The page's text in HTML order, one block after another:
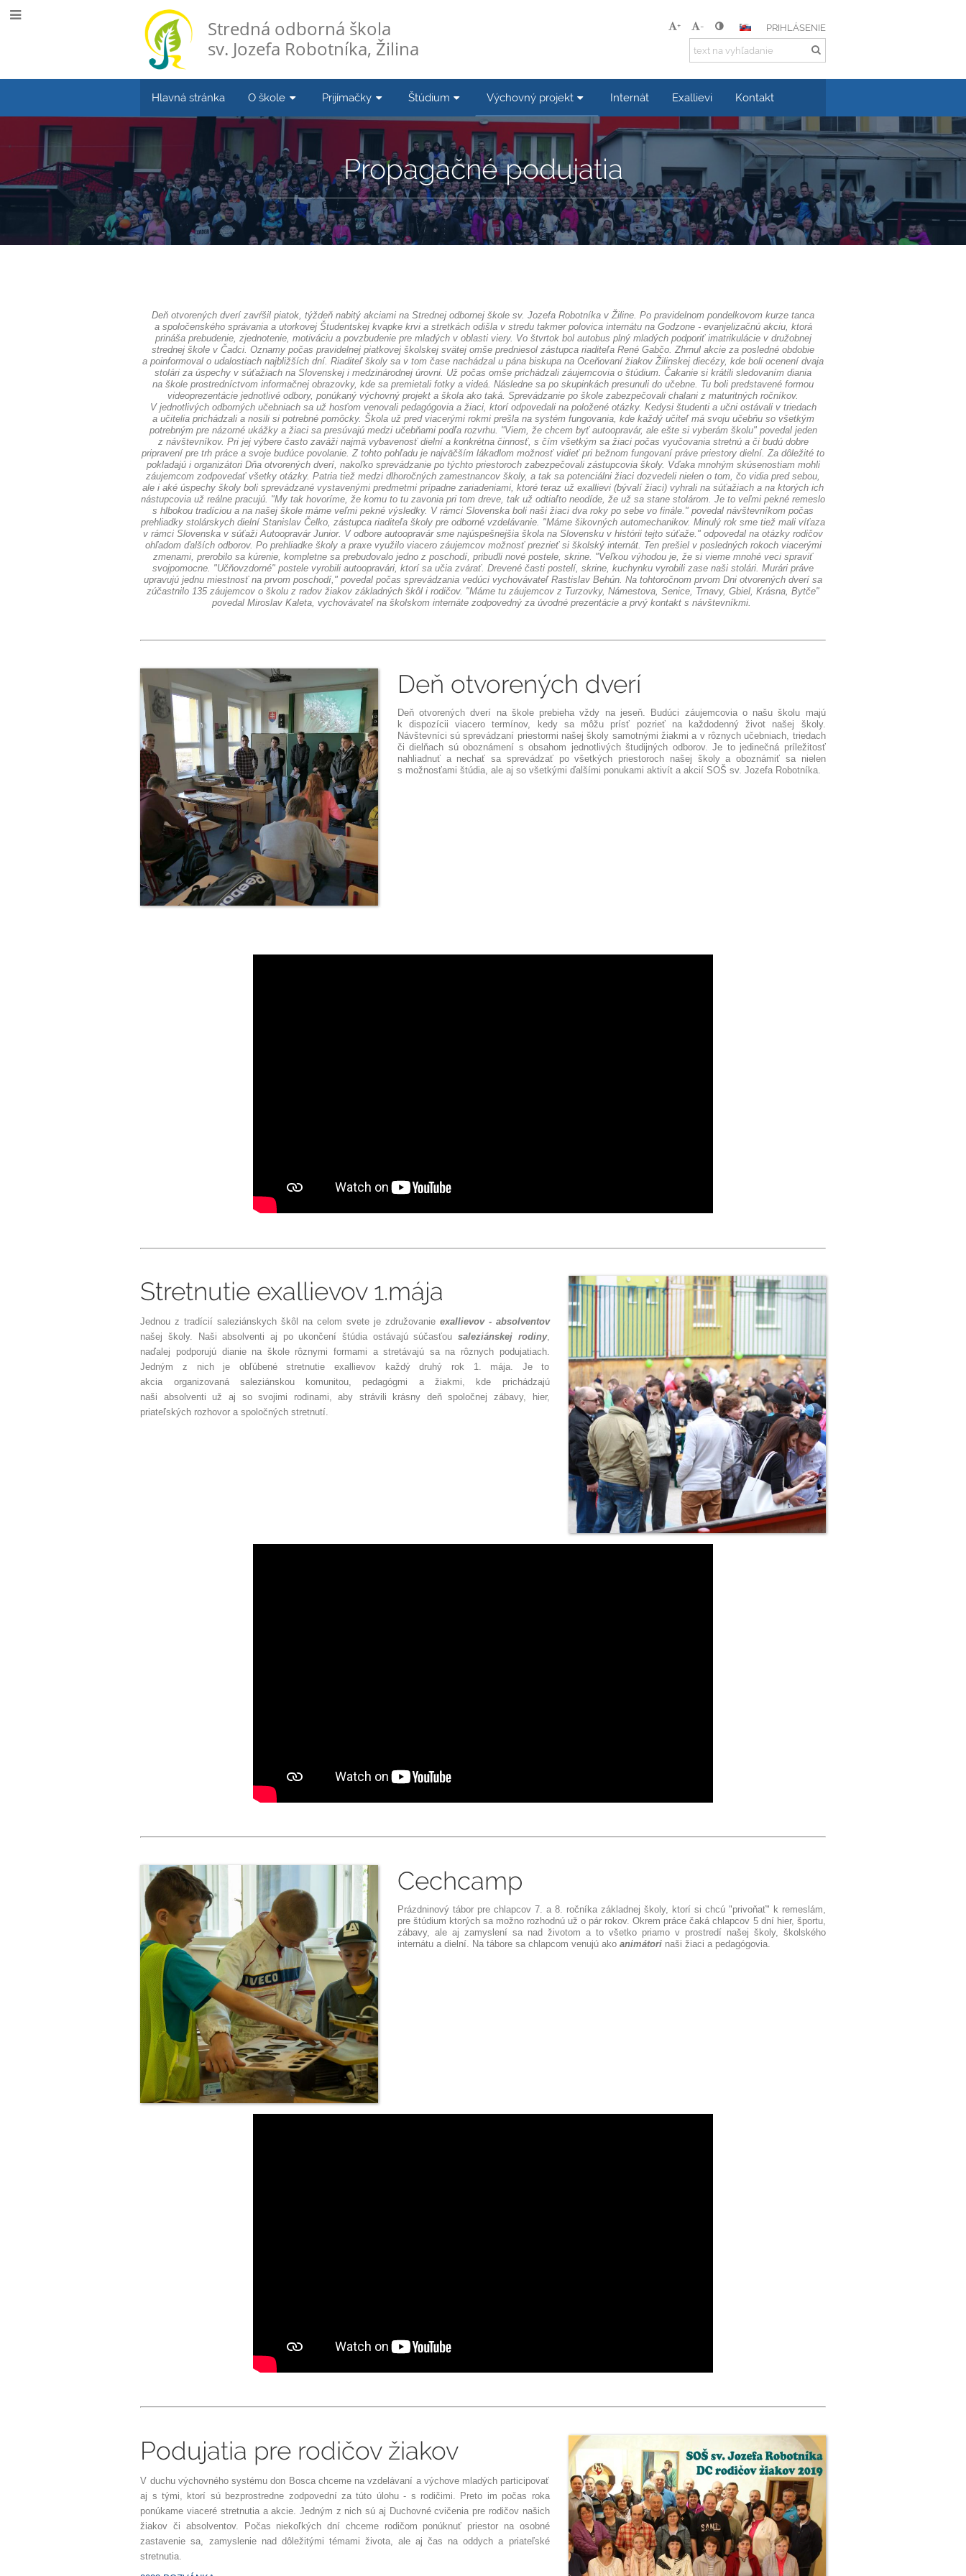
Stredná odborná škola
sv. Jozefa Robotníka, Žilina
+ - PRIHLÁSENIE
Hlavná stránka O škole Prijímačky Štúdium Výchovný projekt Internát Exallievi Kontakt
Propagačné podujatia
Deň otvorených dverí zavŕšil piatok, týždeň nabitý akciami na Strednej odbornej škole sv. Jozefa Robotníka v Žiline. Po pravidelnom pondelkovom kurze tanca
a spoločenského správania a utorkovej Študentskej kvapke krvi a stretkách odišla v stredu takmer polovica internátu na Godzone - evanjelizačnú akciu, ktorá
prináša prebudenie, zjednotenie, motiváciu a povzbudenie pre mladých v oblasti viery. Vo štvrtok bol autobus plný mladých podporiť imatrikulácie v družobnej
strednej škole v Čadci. Oznamy počas pravidelnej piatkovej školskej svätej omše predniesol zástupca riaditeľa René Gabčo. Zhrnul akcie za posledné obdobie
a poinformoval o udalostiach najbližších dní. Riaditeľ školy sa v tom čase nachádzal u pána biskupa na Oceňovaní žiakov Žilinskej diecézy, kde boli ocenení dvaja
stolári za úspechy v súťažiach na Slovenskej i medzinárodnej úrovni. Už počas omše prichádzali záujemcovia o štúdium. Čakanie si krátili sledovaním diania
na škole prostredníctvom informačnej obrazovky, kde sa premietali fotky a videá. Následne sa po skupinkách presunuli do učebne. Tu boli predstavené formou
videoprezentácie jednotlivé odbory, ponúkaný výchovný projekt a škola ako taká. Sprevádzanie po škole zabezpečovali chalani z maturitných ročníkov.
V jednotlivých odborných učebniach sa už hosťom venovali pedagógovia a žiaci, ktorí odpovedali na položené otázky. Kedysi študenti a učni ostávali v triedach
a učitelia prichádzali a nosili si potrebné pomôcky. Škola už pred viacerými rokmi prešla na systém fungovania, kde každý učiteľ má svoju učebňu so všetkým
potrebným pre názorné ukážky a žiaci sa presúvajú medzi učebňami podľa rozvrhu. "Viem, že chcem byť autoopravár, ale ešte si vyberám školu" povedal jeden
z návštevníkov. Pri jej výbere často zaváži najmä vybavenosť dielní a konkrétna činnosť, s čím všetkým sa žiaci počas vyučovania stretnú a či budú dobre
pripravení pre trh práce a svoje budúce povolanie. Z tohto pohľadu je najväčším lákadlom možnosť vidieť pri bežnom fungovaní práve priestory dielní. Za dôležité to
pokladajú i organizátori Dňa otvorených dverí, nakoľko sprevádzanie po týchto priestoroch zabezpečovali zástupcovia školy. Vďaka mnohým skúsenostiam mohli
záujemcom zodpovedať všetky otázky. Patria tiež medzi dlhoročných zamestnancov školy, a tak sa potenciálni žiaci dozvedeli nielen o tom, čo vidia pred sebou,
ale i aké úspechy školy boli sprevádzané vystavenými predmetmi prípadne zariadeniami, ktoré teraz už exallievi (bývalí žiaci) vyhrali na súťažiach a na ktorých ich
nástupcovia už reálne pracujú. "My tak hovoríme, že komu to tu zavonia pri tom dreve, tak už odtiaľto neodíde, že už sa stane stolárom. Je to veľmi pekné remeslo
s hlbokou tradíciou a na našej škole máme veľmi pekné výsledky. V rámci Slovenska boli naši žiaci dva roky po sebe vo finále." povedal návštevníkom počas
prehliadky stolárskych dielní Stanislav Čelko, zástupca riaditeľa školy pre odborné vzdelávanie. "Máme šikovných automechanikov. Minulý rok sme tiež mali víťaza
v rámci Slovenska v súťaži Autoopravár Junior. V odbore autoopravár sme najúspešnejšia škola na Slovensku v histórii tejto súťaže." odpovedal na otázky rodičov
ohľadom ďalších odborov. Po prehliadke školy a praxe využilo viacero záujemcov možnosť prezrieť si školský internát. Ten prešiel v posledných rokoch viacerými
zmenami, prerobilo sa kúrenie, kompletne sa prebudovalo jedno z poschodí, pribudli nové postele, skrine. "Veľkou výhodou je, že si vieme mnohé veci spraviť
svojpomocne. "Učňovzdorné" postele vyrobili autoopravári, ktorí sa učia zvárať. Drevené časti postelí, skrine, kuchynku vyrobili zase naši stolári. Murári práve
upravujú jednu miestnosť na prvom poschodí," povedal počas sprevádzania vedúci vychovávateľ Rastislav Behún. Na tohtoročnom prvom Dni otvorených dverí sa
zúčastnilo 135 záujemcov o školu z radov žiakov základných škôl i rodičov. "Máme tu záujemcov z Turzovky, Námestova, Senice, Trnavy, Gbiel, Krásna, Bytče"
povedal Miroslav Kaleta, vychovávateľ na školskom internáte zodpovedný za úvodné prezentácie a prvý kontakt s návštevníkmi.
Deň otvorených dverí
Deň otvorených dverí na škole prebieha vždy na jeseň. Budúci záujemcovia o našu školu majú
k dispozícii viacero termínov, kedy sa môžu prísť pozrieť na každodenný život našej školy.
Návštevníci sú sprevádzaní priestormi našej školy samotnými žiakmi a v rôznych učebniach, triedach
či dielňach sú oboznámení s obsahom jednotlivých študijných odborov. Je to jedinečná príležitosť
nahliadnuť a nechať sa sprevádzať po všetkých priestoroch našej školy a oboznámiť sa nielen
s možnosťami štúdia, ale aj so všetkými ďalšími ponukami aktivít a akcií SOŠ sv. Jozefa Robotníka.
Stretnutie exallievov 1.mája
Jednou z tradícií saleziánskych škôl na celom svete je združovanie exallievov - absolventov
našej školy. Naši absolventi aj po ukončení štúdia ostávajú súčasťou saleziánskej rodiny,
naďalej podporujú dianie na škole rôznymi formami a stretávajú sa na rôznych podujatiach.
Jedným z nich je obľúbené stretnutie exallievov každý druhý rok 1. mája. Je to
akcia organizovaná saleziánskou komunitou, pedagógmi a žiakmi, kde prichádzajú
naši absolventi už aj so svojimi rodinami, aby strávili krásny deň spoločnej zábavy, hier,
priateľských rozhovor a spoločných stretnutí.
Cechcamp
Prázdninový tábor pre chlapcov 7. a 8. ročníka základnej školy, ktorí si chcú "privoňať" k remeslám,
pre štúdium ktorých sa možno rozhodnú už o pár rokov. Okrem práce čaká chlapcov 5 dní hier, športu,
zábavy, ale aj zamyslení sa nad životom a to všetko priamo v prostredí našej školy, školského
internátu a dielní. Na tábore sa chlapcom venujú ako animátorinaši žiaci a pedagógovia.
Podujatia pre rodičov žiakov
V duchu výchovného systému don Bosca chceme na vzdelávaní a výchove mladých participovať
aj s tými, ktorí sú bezprostredne zodpovední za túto úlohu - s rodičimi. Preto im počas roka
ponúkame viaceré stretnutia a akcie. Jedným z nich sú aj Duchovné cvičenia pre rodičov našich
žiakov či absolventov. Počas niekoľkých dní chceme rodičom ponúknuť priestor na osobné
zastavenie sa, zamyslenie nad dôležitými témami života, ale aj čas na oddych a priateľské
stretnutia.